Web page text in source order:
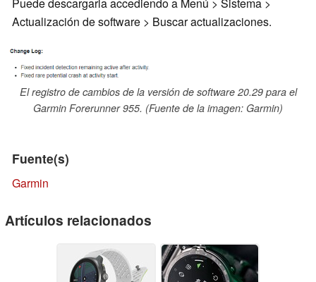
Actualización de software > Buscar actualizaciones.
El registro de cambios de la versión de software 20.29 para el
Garmin Forerunner 955. (Fuente de la imagen: Garmin)
Fuente(s)
Garmin
Artículos relacionados